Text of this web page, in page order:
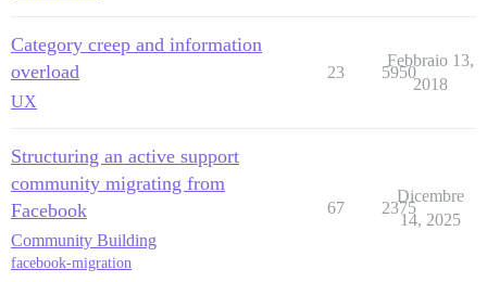
Category creep and information
overload
UX
23 5950
Febbraio 13,
2018
Structuring an active support
community migrating from
Facebook
Community Building
facebook-migration
67 2375
Dicembre
14, 2025